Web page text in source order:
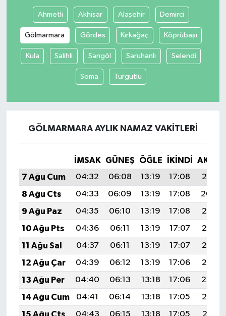
Ahmetli Akhisar Alaşehir Demirci
Gölmarmara Gördes Kırkağaç Köprübaşı
Kula Salihli Sarıgöl Saruhanlı Selendi
Soma Turgutlu
GÖLMARMARA AYLIK NAMAZ VAKITLERI
İMSAK GÜNEŞ ÖĞLE İKINDI
7 Ağu Cum
04:32 06:08 13:19 17:08
20:21
8 Ağu Cts
04:33 06:09 13:19 17:08
20:20
9 Ağu Paz
04:35 06:10 13:19 17:08
20:18
10 Ağu Pts
04:36 06:11 13:19 17:07
20:17
11 Ağu Sal
04:37 06:11 13:19 17:07
20:16
12 Ağu Çar
04:39 06:12 13:19 17:06
20:15
13 Ağu Per
04:40 06:13 13:18 17:06
20:14
14 Ağu Cum
04:41 06:14 13:18 17:05
20:12
15 Ağu Cts
04:43 06:15 13:18 17:05
20:11